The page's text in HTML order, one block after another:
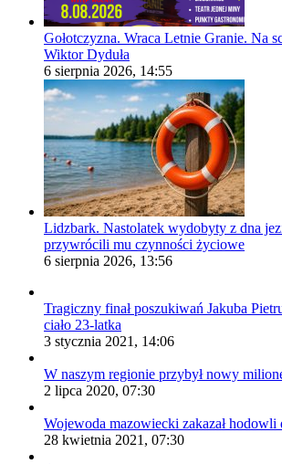
Gołotczyzna. Wraca Letnie Granie. Na
Wiktor Dyduła
6 sierpnia 2026, 14:55
Lidzbark. Nastolatek wydobyty z dna
przywrócili mu czynności życiowe
6 sierpnia 2026, 13:56
Tragiczny finał poszukiwań Jakuba
ciało 23-latka
3 stycznia 2021, 14:06
W naszym regionie przybył nowy
2 lipca 2020, 07:30
Wojewoda mazowiecki zakazał hodowli
28 kwietnia 2021, 07:30